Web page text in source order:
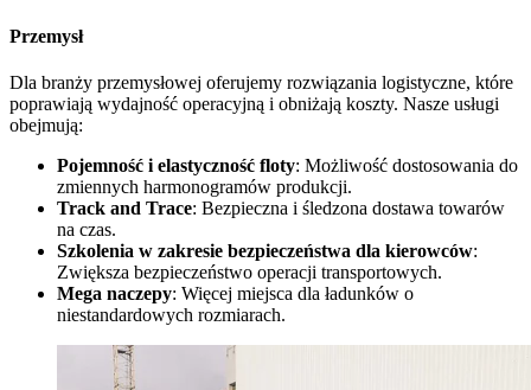
Przemysł
Dla branży przemysłowej oferujemy rozwiązania logistyczne, które
poprawiają wydajność operacyjną i obniżają koszty. Nasze usługi
obejmują:
Pojemność i elastyczność floty: Możliwość dostosowania do
zmiennych harmonogramów produkcji.
Track and Trace: Bezpieczna i śledzona dostawa towarów
na czas.
Szkolenia w zakresie bezpieczeństwa dla kierowców:
Zwiększa bezpieczeństwo operacji transportowych.
Mega naczepy: Więcej miejsca dla ładunków o
niestandardowych rozmiarach.